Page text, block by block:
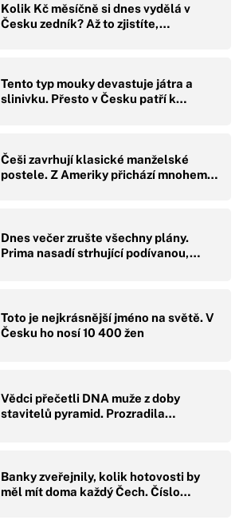
Kolik Kč měsíčně si dnes vydělá v
Česku zedník? Až to zjistíte,…
Tento typ mouky devastuje játra a
slinivku. Přesto v Česku patří k…
Češi zavrhují klasické manželské
postele. Z Ameriky přichází mnohem…
Dnes večer zrušte všechny plány.
Prima nasadí strhující podívanou,…
Toto je nejkrásnější jméno na světě. V
Česku ho nosí 10 400 žen
Vědci přečetli DNA muže z doby
stavitelů pyramid. Prozradila…
Banky zveřejnily, kolik hotovosti by
měl mít doma každý Čech. Číslo…